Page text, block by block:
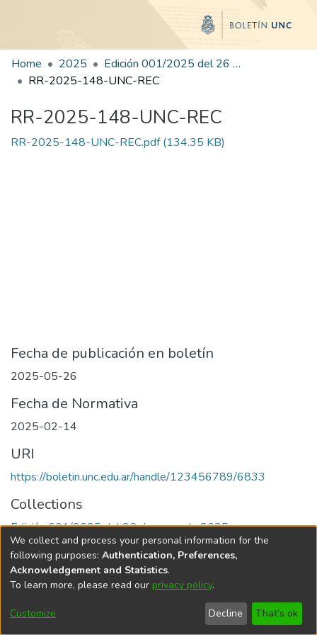
Home 2025
Edición 001/2025 del 26 de mayo de 2025
RR-2025-148-UNC-REC
RR-2025-148-UNC-REC
RR-2025-148-UNC-REC.pdf(134.35 KB)
Fecha de publicación en boletín
2025-05-26
Fecha de Normativa
2025-02-14
URI
https://boletin.unc.edu.ar/handle/123456789/6833
Collections
Edición 001/2025 del 26 de mayo de 2025
Universidad Nacional de Córdoba
We collect and process your personal information for the
following purposes: Authentication, Preferences,
Acknowledgement and Statistics.
To learn more, please read our privacy policy.
Customize Decline That's ok